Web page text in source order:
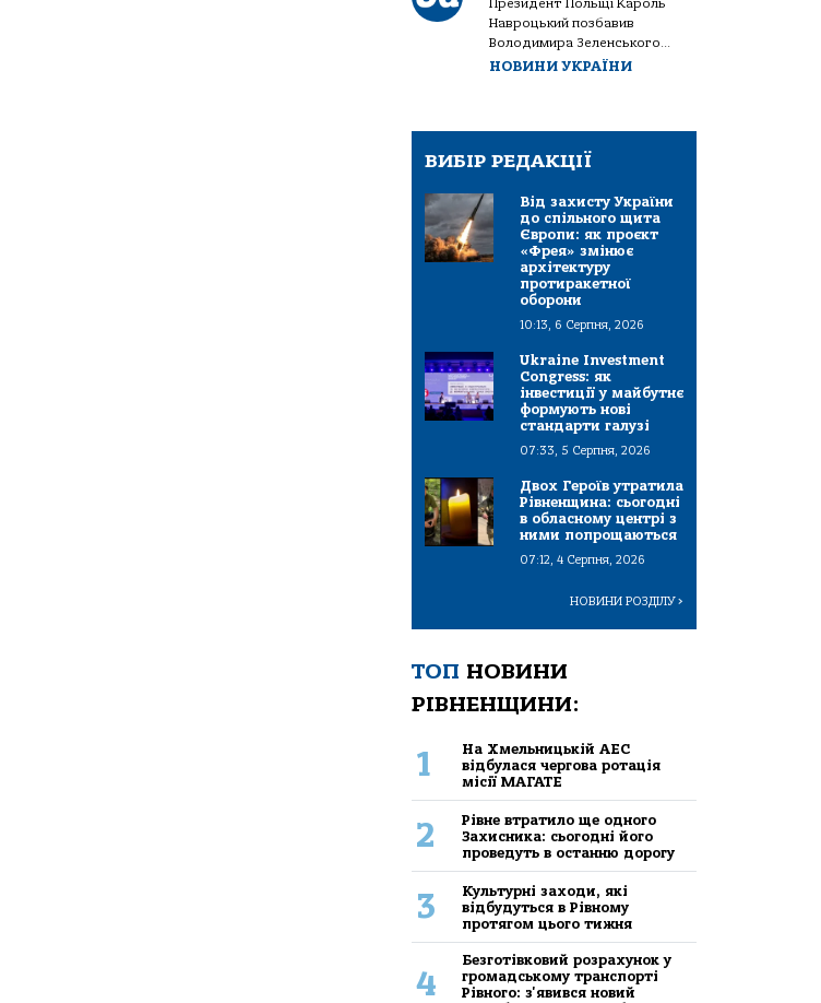
Президент Польщі Кароль
Навроцький позбавив
Володимира Зеленського...
НОВИНИ УКРАЇНИ
ВИБІР РЕДАКЦІЇ
Від захисту України
до спільного щита
Європи: як проєкт
«Фрея» змінює
архітектуру
протиракетної
оборони
10:13, 6 Серпня, 2026
Ukraine Investment
Congress: як
інвестиції у майбутнє
формують нові
стандарти галузі
07:33, 5 Серпня, 2026
Двох Героїв утратила
Рівненщина: сьогодні
в обласному центрі з
ними попрощаються
07:12, 4 Серпня, 2026
НОВИНИ РОЗДІЛУ>
ТОП НОВИНИ
РІВНЕНЩИНИ:
1
На Хмельницькій АЕС
відбулася чергова ротація
місії МАГАТЕ
2
Рівне втратило ще одного
Захисника: сьогодні його
проведуть в останню дорогу
3
Культурні заходи, які
відбудуться в Рівному
протягом цього тижня
4
Безготівковий розрахунок у
громадському транспорті
Рівного: з'явився новий